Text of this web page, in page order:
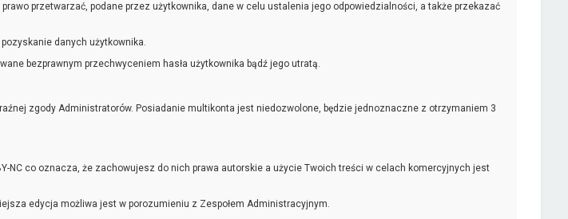
przetwarzać, podane przez użytkownika, dane w celu ustalenia jego odpowiedzialności, a także przekazać
danych użytkownika.
bezprawnym przechwyceniem hasła użytkownika bądź jego utratą.
zgody Administratorów. Posiadanie multikonta jest niedozwolone, będzie jednoznaczne z otrzymaniem 3
NC co oznacza, że zachowujesz do nich prawa autorskie a użycie Twoich treści w celach komercyjnych jest
edycja możliwa jest w porozumieniu z Zespołem Administracyjnym.